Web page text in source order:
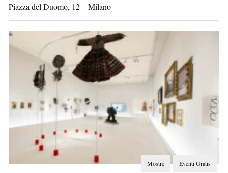
Piazza del Duomo, 12–Milano
Eventi Gratis
Mostre